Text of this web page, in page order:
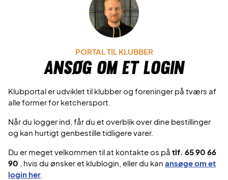
PORTAL TIL KLUBBER
Ansøg om et login
Klubportal er udviklet til klubber og foreninger på tværs af
alle former for ketchersport.
Når du logger ind, får du et overblik over dine bestillinger
og kan hurtigt genbestille tidligere varer.
Du er meget velkommen til at kontakte os på tlf. 65 90 66
90
, hvis du ønsker et klublogin, eller du kan ansøge om et
login her